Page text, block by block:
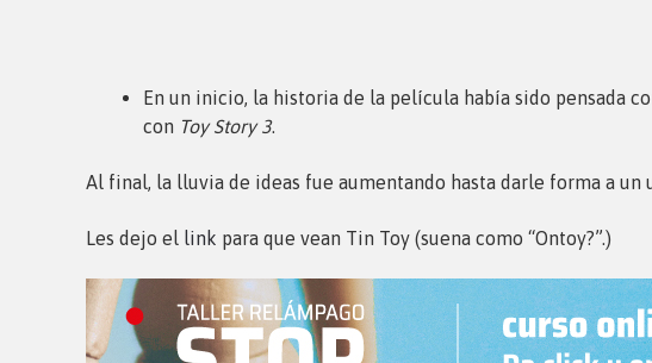
En un inicio, la historia de la película había sido pensada
con Toy Story 3.
Al final, la lluvia de ideas fue aumentando hasta darle forma a
Les dejo el link para que vean Tin Toy (suena como “Ontoy?”.)